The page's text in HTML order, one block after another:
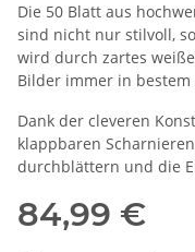
Die 50 Blatt aus
sind nicht nur stilvoll,
wird durch zartes
Bilder immer in
Dank der cleveren
klappbaren
durchblättern und die
84,99 €